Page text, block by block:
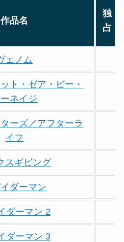
作品名
独
占
ェノム
ト・ゼア・ビー・
ネイジ
ーズ／アフターラ
イフ
スギビング
ダーマン
ダーマン 2
ダーマン 3